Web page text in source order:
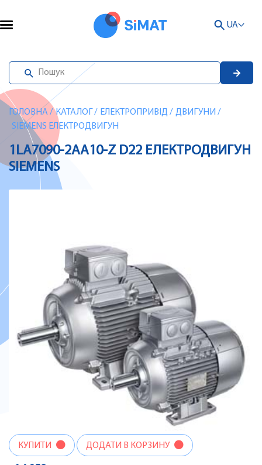
UA
ГОЛОВНА/ КАТАЛОГ / ЕЛЕКТРОПРИВІД / ДВИГУНИ /
SIEMENS ЕЛЕКТРОДВИГУН
1LA7090-2AA10-Z D22 ЕЛЕКТРОДВИГУН
SIEMENS
КУПИТИ ДОДАТИ В КОРЗИНУ